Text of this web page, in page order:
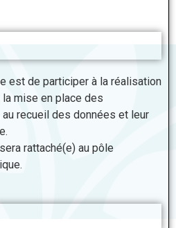
est de participer à la réalisation
mise en place des
recueil des données et leur
rattaché(e) au pôle